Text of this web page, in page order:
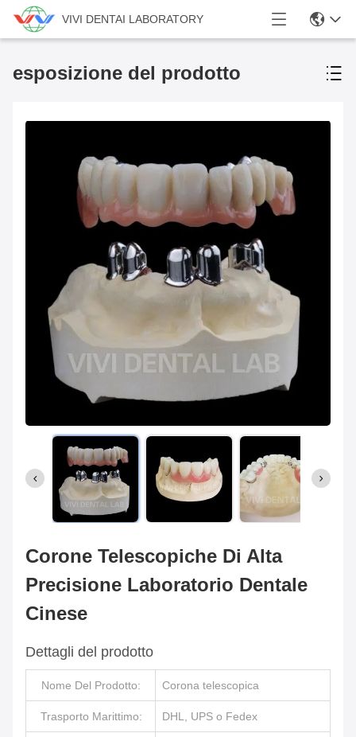
VIVI DENTAI LABORATORY
esposizione del prodotto
Corone Telescopiche Di Alta
Precisione Laboratorio Dentale
Cinese
Dettagli del prodotto
Nome Del Prodotto: Corona telescopica
Trasporto Marittimo: DHL, UPS o Fedex